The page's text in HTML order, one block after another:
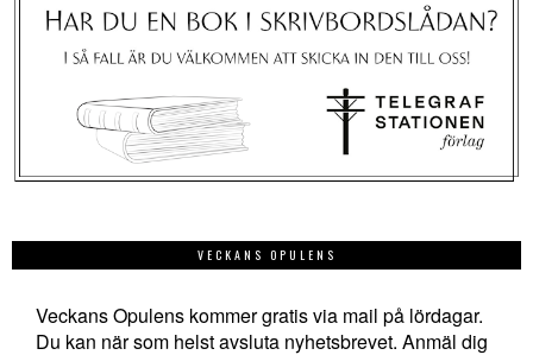
VECKANS OPULENS
Veckans Opulens kommer gratis via mail på lördagar.
Du kan när som helst avsluta nyhetsbrevet. Anmäl dig